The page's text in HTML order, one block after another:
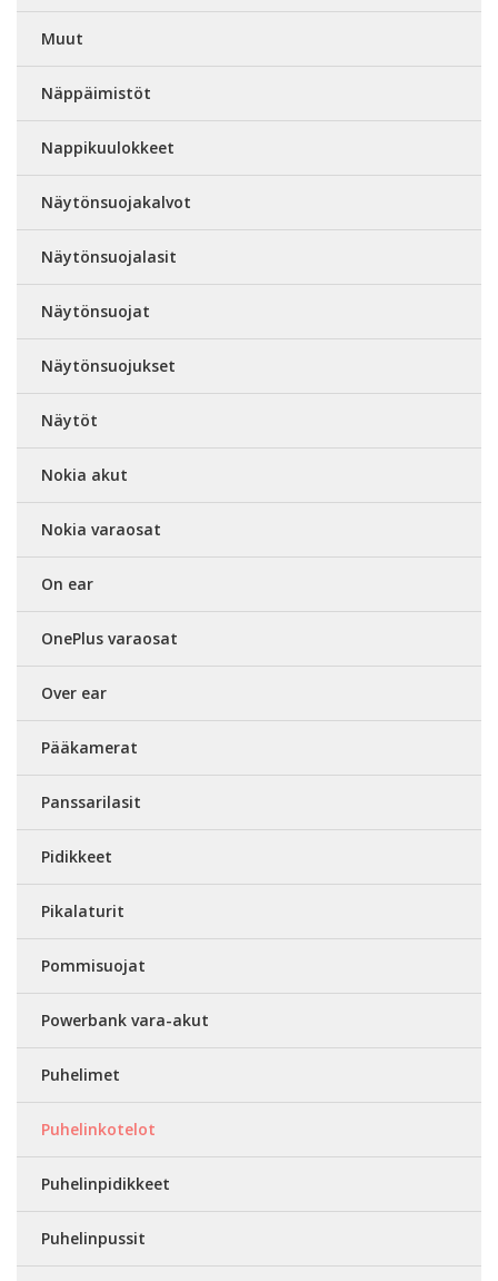
Muut
Näppäimistöt
Nappikuulokkeet
Näytönsuojakalvot
Näytönsuojalasit
Näytönsuojat
Näytönsuojukset
Näytöt
Nokia akut
Nokia varaosat
On ear
OnePlus varaosat
Over ear
Pääkamerat
Panssarilasit
Pidikkeet
Pikalaturit
Pommisuojat
Powerbank vara-akut
Puhelimet
Puhelinkotelot
Puhelinpidikkeet
Puhelinpussit